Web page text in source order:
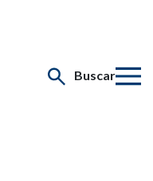
Buscar